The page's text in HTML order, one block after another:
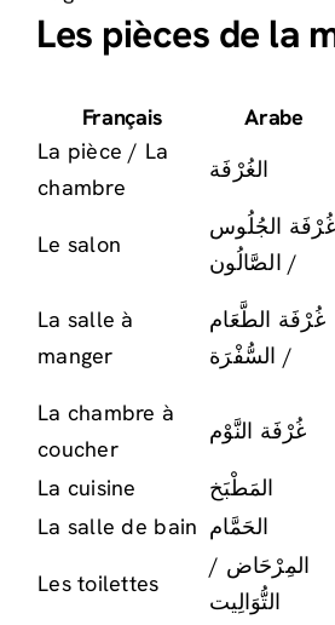
Les pièces de la
Français Arabe
La pièce / La
chambre
الغُرْفَة
Le salon
غُرْفَة الجُلُوس
/ الصَّالُون
La salle à
manger
غُرْفَة الطَّعَام
/ السُّفْرَة
La chambre à
coucher
غُرْفَة النَّوْم
La cuisine
المَطْبَخ
La salle de bain الحَمَّام
Les toilettes
المِرْحَاض /
التُّوَالِيت